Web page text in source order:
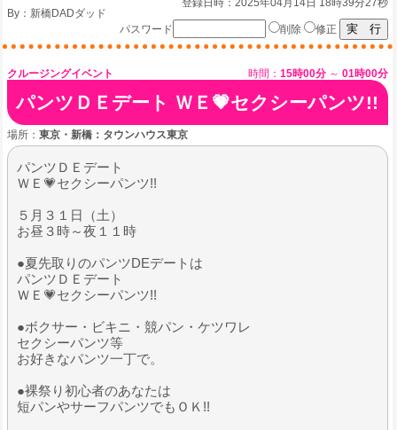
登録日時：2025年04月14日 18時39分27秒
By： 新橋DADダッド
パスワード
削除 修正
クルージングイベント 時間： 15時00分 ～ 01時00分
パンツＤＥデート ＷＥ💗セクシーパンツ!!
場所： 東京・新橋：タウンハウス東京
パンツＤＥデート
ＷＥ💗セクシーパンツ!!
５月３１日（土）
お昼３時～夜１１時
●夏先取りのパンツDEデートは
パンツＤＥデート
ＷＥ💗セクシーパンツ!!
●ボクサー・ビキニ・競パン・ケツワレ
セクシーパンツ等
お好きなパンツ一丁で。
●裸祭り初心者のあなたは
短パンやサーフパンツでもＯＫ!!